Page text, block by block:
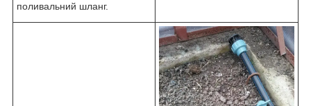
поливальний шланг.